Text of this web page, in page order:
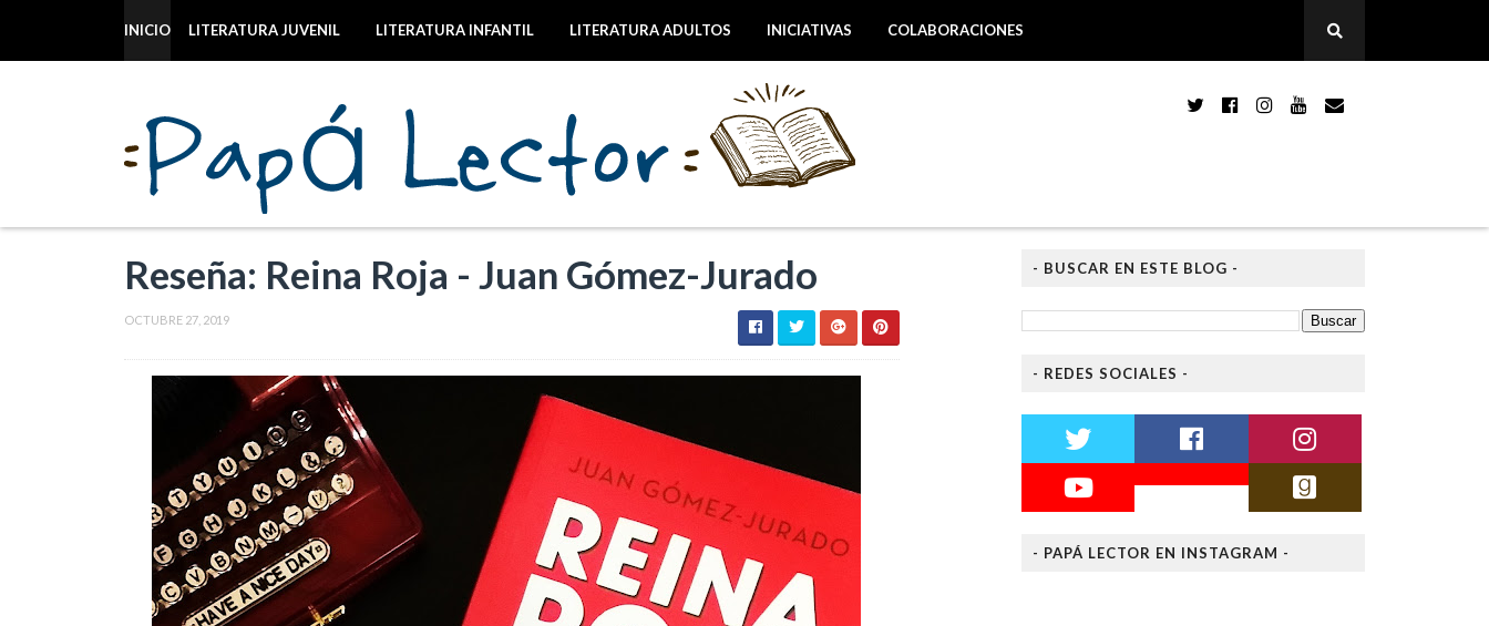
INICIO LITERATURA JUVENIL LITERATURA INFANTIL LITERATURA ADULTOS INICIATIVAS COLABORACIONES
Reseña: Reina Roja - Juan Gómez-Jurado
OCTUBRE 27, 2019
- BUSCAR EN ESTE BLOG -
- REDES SOCIALES -
- PAPÁ LECTOR EN INSTAGRAM -